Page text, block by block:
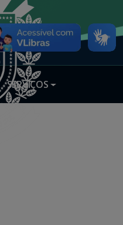
SERVIÇOS